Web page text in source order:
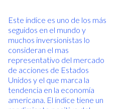
Este índice es uno de los más
seguidos en el mundo y
muchos inversionistas lo
consideran el mas
representativo del mercado
de acciones de Estados
Unidos y el que marca la
tendencia en la economía
americana. El índice tiene un